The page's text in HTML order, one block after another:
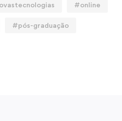
#online
#pós-graduação